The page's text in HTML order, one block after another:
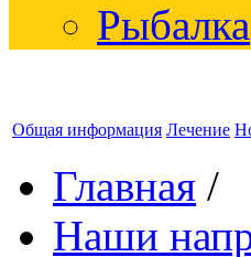
Рыбалка
Общая информация Лечение
Главная /
Наши